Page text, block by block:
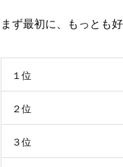
まず最初に、もっとも
１位
２位
３位